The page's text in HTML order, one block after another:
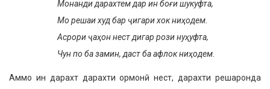
Монанди дарахтем дар ин боғи шукуфта,
Мо решаи худ бар ҷигари хок ниҳодем.
Асрори ҷаҳон нест дигар рози нуҳуфта,
Чун по ба замин, даст ба афлок ниҳодем.
Аммо ин дарахт дарахти ормонӣ нест, дарахти решаронда